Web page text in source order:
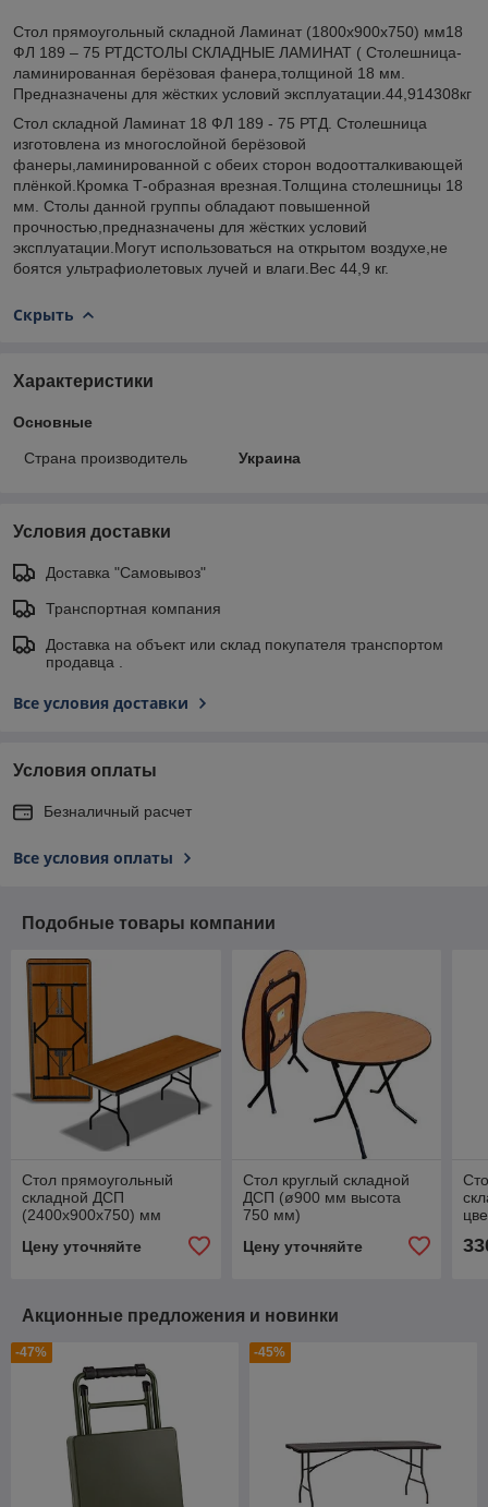
Стол прямоугольный складной Ламинат (1800х900х750) мм18
ФЛ 189 – 75 РТДСТОЛЫ СКЛАДНЫЕ ЛАМИНАТ ( Столешница-
ламинированная берёзовая фанера,толщиной 18 мм.
Предназначены для жёстких условий эксплуатации.44,914308кг
Стол складной Ламинат 18 ФЛ 189 - 75 РТД. Столешница
изготовлена из многослойной берёзовой
фанеры,ламинированной с обеих сторон водоотталкивающей
плёнкой.Кромка Т-образная врезная.Толщина столешницы 18
мм. Столы данной группы обладают повышенной
прочностью,предназначены для жёстких условий
эксплуатации.Могут использоваться на открытом воздухе,не
боятся ультрафиолетовых лучей и влаги.Вес 44,9 кг.
Скрыть
Характеристики
Основные
Страна производитель Украина
Условия доставки
Доставка "Самовывоз"
Транспортная компания
Доставка на объект или склад покупателя транспортом
продавца .
Все условия доставки
Условия оплаты
Безналичный расчет
Все условия оплаты
Подобные товары компании
Стол прямоугольный
складной ДСП
(2400х900х750) мм
Цену уточняйте
Стол круглый складной
ДСП (ø900 мм высота
750 мм)
Цену уточняйте
Акционные предложения и новинки
-47% -45%